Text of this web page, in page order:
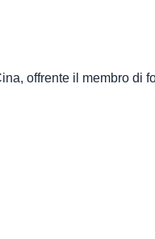
offrente il membro di